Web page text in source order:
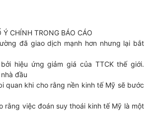
Ý CHÍNH TRONG BÁO CÁO
đã giao dịch mạnh hơn nhưng lại bắt
hiệu ứng giảm giá của TTCK thế giới.
đầu
quan khi cho rằng nền kinh tế Mỹ sẽ bước
rằng việc đoán suy thoái kinh tế Mỹ là một